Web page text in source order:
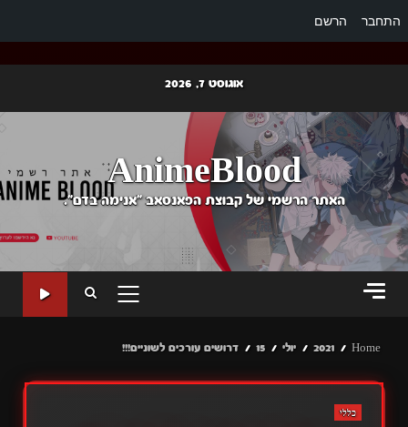
התחבר הרשם
content
אוגוסט 7, 2026
AnimeBlood
האתר הרשמי של קבוצת הפאנסאב "אנימה בדם".
PRIMARY
Home
2021 יולי 15 דרושים עורכים לשוניים!!!
כללי